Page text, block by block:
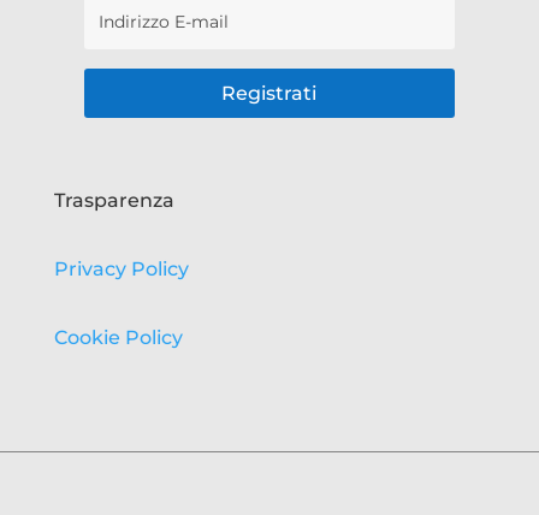
Registrati
Trasparenza
Privacy Policy
Cookie Policy